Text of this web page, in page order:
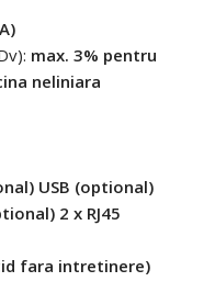
max. 3% pentru
neliniara
USB (optional)
2 x RJ45
fara intretinere)